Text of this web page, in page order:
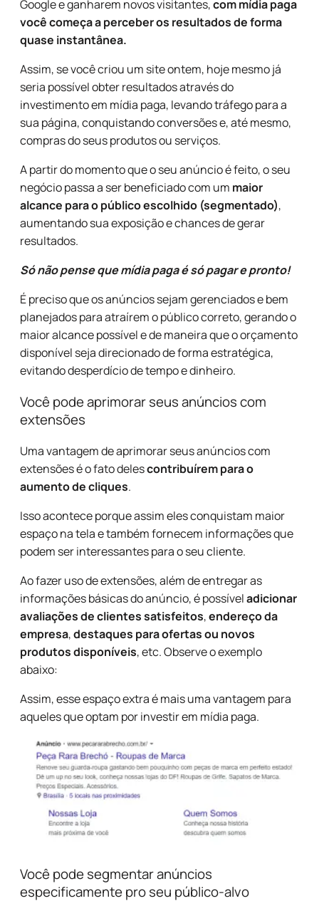
Google e ganharem novos visitantes,com mídia paga
você começa a perceber os resultados de forma
quase instantânea.
Assim, se você criou um site ontem, hoje mesmo já
seria possível obter resultados através do
investimento em mídia paga, levando tráfego para a
sua página, conquistando conversões e, até mesmo,
compras do seus produtos ou serviços.
A partir do momento que o seu anúncio é feito, o seu
negócio passa a ser beneficiado com um maior
alcance para o público escolhido (segmentado),
aumentando sua exposição e chances de gerar
resultados.
Só não pense que mídia paga é só pagar e pronto!
É preciso que os anúncios sejam gerenciados e bem
planejados para atraírem o público correto, gerando o
maior alcance possível e de maneira que o orçamento
disponível seja direcionado de forma estratégica,
evitando desperdício de tempo e dinheiro.
Você pode aprimorar seus anúncios com
extensões
Uma vantagem de aprimorar seus anúncios com
extensões é o fato delescontribuírem para o
aumento de cliques.
Isso acontece porque assim eles conquistam maior
espaço na tela e também fornecem informações que
podem ser interessantes para o seu cliente.
Ao fazer uso de extensões, além de entregar as
informações básicas do anúncio, é possíveladicionar
avaliações de clientes satisfeitos,endereço da
empresa,destaques para ofertas ou novos
produtos disponíveis, etc. Observe o exemplo
abaixo:
Assim, esse espaço extra é mais uma vantagem para
aqueles que optam por investir em mídia paga.
Você pode segmentar anúncios
especificamente pro seu público-alvo